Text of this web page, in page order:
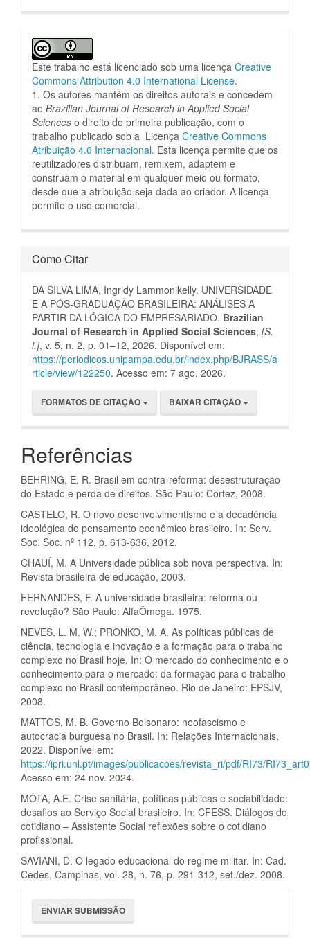
Este trabalho está licenciado sob uma licença Creative
Commons Attribution 4.0 International License.
1. Os autores mantém os direitos autorais e concedem
ao Brazilian Journal of Research in Applied Social
Sciences o direito de primeira publicação, com o
trabalho publicado sob a Licença Creative Commons
Atribuição 4.0 Internacional. Esta licença permite que os
reutilizadores distribuam, remixem, adaptem e
construam o material em qualquer meio ou formato,
desde que a atribuição seja dada ao criador. A licença
permite o uso comercial.
Como Citar
DA SILVA LIMA, Ingridy Lammonikelly. UNIVERSIDADE
E A PÓS-GRADUAÇÃO BRASILEIRA: ANÁLISES A
PARTIR DA LÓGICA DO EMPRESARIADO. Brazilian
Journal of Research in Applied Social Sciences, [S.
l.], v. 5, n. 2, p. 01–12, 2026. Disponível em:
https://periodicos.unipampa.edu.br/index.php/BJRASS/a
rticle/view/122250. Acesso em: 7 ago. 2026.
FORMATOS DE CITAÇÃO BAIXAR CITAÇÃO
Referências
BEHRING, E. R. Brasil em contra-reforma: desestruturação
do Estado e perda de direitos. São Paulo: Cortez, 2008.
CASTELO, R. O novo desenvolvimentismo e a decadência
ideológica do pensamento econômico brasileiro. In: Serv.
Soc. Soc. nº 112, p. 613-636, 2012.
CHAUÍ, M. A Universidade pública sob nova perspectiva. In:
Revista brasileira de educação, 2003.
FERNANDES, F. A universidade brasileira: reforma ou
revolução? São Paulo: AlfaÔmega. 1975.
NEVES, L. M. W.; PRONKO, M. A. As políticas públicas de
ciência, tecnologia e inovação e a formação para o trabalho
complexo no Brasil hoje. In: O mercado do conhecimento e o
conhecimento para o mercado: da formação para o trabalho
complexo no Brasil contemporâneo. Rio de Janeiro: EPSJV,
2008.
MATTOS, M. B. Governo Bolsonaro: neofascismo e
autocracia burguesa no Brasil. In: Relações Internacionais,
2022. Disponível em:
https://ipri.unl.pt/images/publicacoes/revista_ri/pdf/RI73/
Acesso em: 24 nov. 2024.
MOTA, A.E. Crise sanitária, políticas públicas e sociabilidade:
desafios ao Serviço Social brasileiro. In: CFESS. Diálogos do
cotidiano – Assistente Social reflexões sobre o cotidiano
profissional.
SAVIANI, D. O legado educacional do regime militar. In: Cad.
Cedes, Campinas, vol. 28, n. 76, p. 291-312, set./dez. 2008.
Enviar
Submissão
ENVIAR SUBMISSÃO